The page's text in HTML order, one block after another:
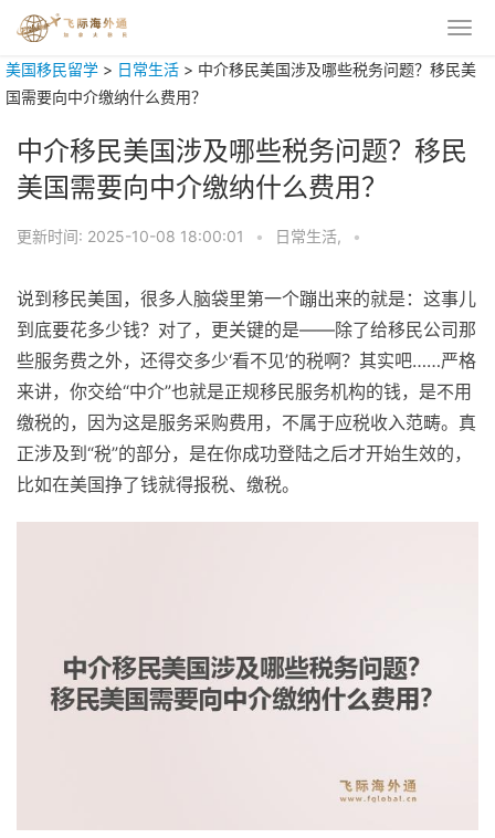
美国移民留学 > 日常生活 > 中介移民美国涉及哪些税务问题？移民美
国需要向中介缴纳什么费用？
中介移民美国涉及哪些税务问题？移民
美国需要向中介缴纳什么费用？
更新时间: 2025-10-08 18:00:01 • 日常生活, •
说到移民美国，很多人脑袋里第一个蹦出来的就是：这事儿
到底要花多少钱？对了，更关键的是——除了给移民公司那
些服务费之外，还得交多少‘看不见’的税啊？其实吧……严格
来讲，你交给“中介”也就是正规移民服务机构的钱，是不用
缴税的，因为这是服务采购费用，不属于应税收入范畴。真
正涉及到“税”的部分，是在你成功登陆之后才开始生效的，
比如在美国挣了钱就得报税、缴税。